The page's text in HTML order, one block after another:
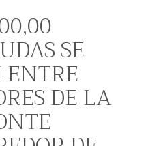
SE
DE LA